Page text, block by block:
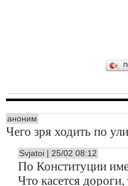
аноним
Чего зря ходить по
Svjatoi | 25/02 08:12
По Конституции
Что касется